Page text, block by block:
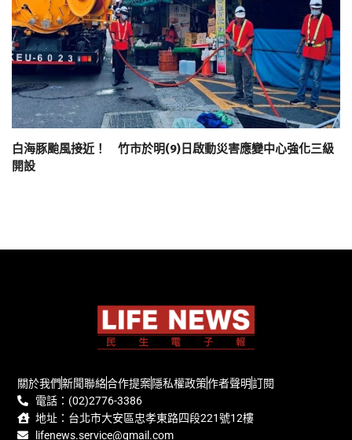
白海豚颱風接近！ 竹市於明(9)日啟動災害應變中心強化三級
開設
關於我們新聞聯絡合作提案隱私權政策作者聲明訂閱
電話：(02)2776-3386
地址：台北市大安區忠孝東路四段221號12樓
lifenews.service@gmail.com